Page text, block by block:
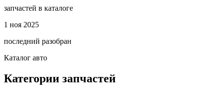
запчастей в каталоге
1 ноя 2025
последний разобран
Каталог авто
Категории запчастей